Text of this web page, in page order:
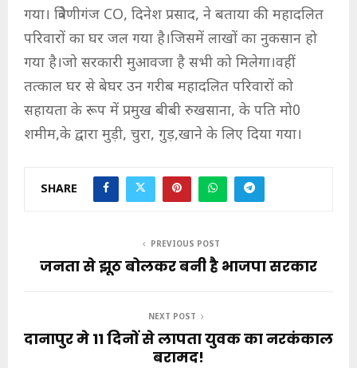
गया। त्रिवेणीगंज CO, दिनेश प्रसाद, ने बताया की महादलित
परिवारों का घर जल गया है।जिसमें लाखों का नुकसान हो
गया है।जो सरकारी मुआवजा है सभी को मिलेगा।वहीं
तत्काल घर से बेघर उन गरीब महादलित परिवारों को
सहायता के रूप में प्रमुख बीबी रुखसाना, के पति मो0
शमीम,के द्वारा मुड़ी, चुरा, गुड़,खाने के लिए दिया गया।
SHARE
PREVIOUS POST
जनता से झूठ बोलकर बनी है भाजपा सरकार
NEXT POST
दानापुर मे 11 दिनों से लापता युवक का नरकंकाल
बरामद!